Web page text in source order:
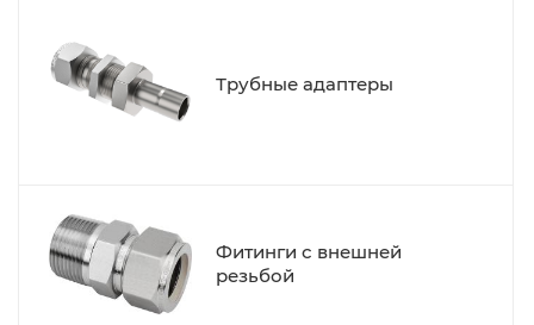
Трубные адаптеры
Фитинги с внешней
резьбой